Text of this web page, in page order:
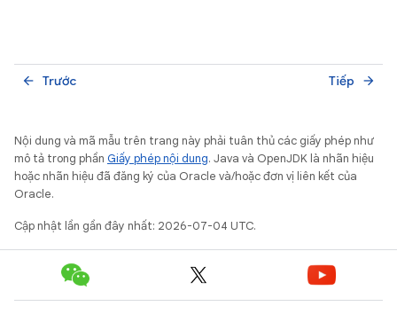
Trước
arrow_back Tiếp arrow_forward
Nội dung và mã mẫu trên trang này phải tuân thủ các giấy phép như
mô tả trong phần Giấy phép nội dung. Java và OpenJDK là nhãn hiệu
hoặc nhãn hiệu đã đăng ký của Oracle và/hoặc đơn vị liên kết của
Oracle.
Cập nhật lần gần đây nhất: 2026-07-04 UTC.